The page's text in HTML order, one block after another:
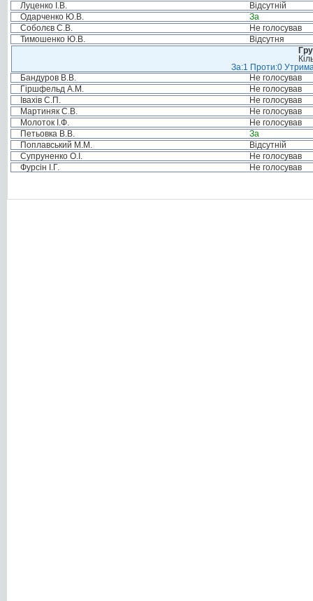
Луценко І.В.
Відсутній
Одарченко Ю.В.
За
Соболєв С.В.
Не голосував
Тимошенко Ю.В.
Відсутня
За:1 Проти:0
Бандуров В.В.
Не голосував
Гіршфельд А.М.
Не голосував
Івахів С.П.
Не голосував
Мартиняк С.В.
Не голосував
Молоток І.Ф.
Не голосував
Петьовка В.В.
За
Поплавський М.М.
Відсутній
Супруненко О.І.
Не голосував
Фурсін І.Г.
Не голосував